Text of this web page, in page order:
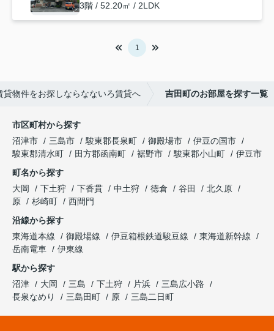
3階 / 52.20㎡ / 2LDK
1
貸物件をお探しならなないろ賃貸へ 吉田町のお部屋を探す一覧
市区町村から探す
沼津市
三島市 駿東郡長泉町 御殿場市
伊豆の国市
駿東郡清水町
田方郡函南町 裾野市 駿東郡小山町
伊豆市
町名から探す
大岡
下土狩 下香貫 中土狩 徳倉 谷田
北久原
原
杉崎町
西間門
沿線から探す
東海道本線
御殿場線 伊豆箱根鉄道駿豆線
東海道新幹線
岳南電車
伊東線
駅から探す
沼津
大岡 三島 下土狩 片浜
三島広小路
長泉なめり
三島田町 原 三島二日町